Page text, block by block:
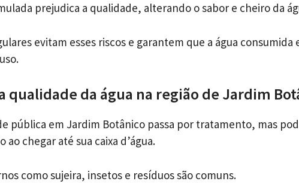
prejudica a qualidade, alterando o sabor e cheiro da
evitam esses riscos e garantem que a água consumida
qualidade da água na região de Jardim
pública em Jardim Botânico passa por tratamento, mas
ao chegar até sua caixa d’água.
como sujeira, insetos e resíduos são comuns.